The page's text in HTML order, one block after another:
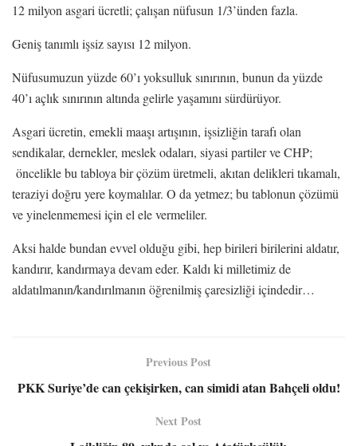
12 milyon asgari ücretli; çalışan nüfusun 1/3’ünden fazla.
Geniş tanımlı işsiz sayısı 12 milyon.
Nüfusumuzun yüzde 60’ı yoksulluk sınırının, bunun da yüzde
40’ı açlık sınırının altında gelirle yaşamını sürdürüyor.
Asgari ücretin, emekli maaşı artışının, işsizliğin tarafı olan
sendikalar, dernekler, meslek odaları, siyasi partiler ve CHP;
öncelikle bu tabloya bir çözüm üretmeli, akıtan delikleri tıkamalı,
teraziyi doğru yere koymalılar. O da yetmez; bu tablonun çözümü
ve yinelenmemesi için el ele vermeliler.
Aksi halde bundan evvel olduğu gibi, hep birileri birilerini aldatır,
kandırır, kandırmaya devam eder. Kaldı ki milletimiz de
aldatılmanın/kandırılmanın öğrenilmiş çaresizliği içindedir…
Previous Post
PKK Suriye’de can çekişirken, can simidi atan Bahçeli oldu!
Next Post